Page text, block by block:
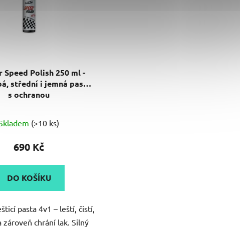
Speed Polish 250 ml -
střední i jemná pasta
s ochranou
(>10 ks)
690 Kč
DO KOŠÍKU
pasta 4v1 – leští, čistí,
zároveň chrání lak. Silný